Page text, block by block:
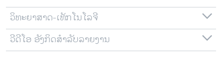
ວິທະຍາສາດ-ເທັກໂນໂລຈີ
ວີດີໂອ ອັງກິດສຳລັບລາຍງານ